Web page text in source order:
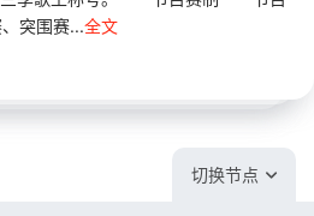
突围赛...全文
切换节点